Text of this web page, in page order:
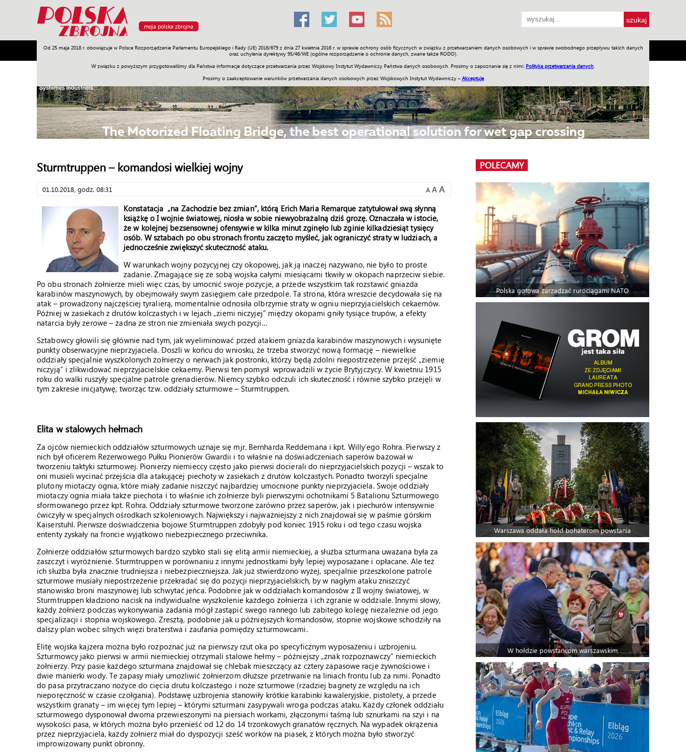
moja polska zbrojna
Od 25 maja 2018 r. obowiązuje w Polsce Rozporządzenie Parlamentu Europejskiego i Rady (UE) 2016/679 z dnia 27 kwietnia 2016 r. w sprawie ochrony osób fizycznych w związku z przetwarzaniem danych osobowych i w sprawie swobodnego przepływu takich danych
oraz uchylenia dyrektywy 95/46/WE (ogólne rozporządzenie o ochronie danych, zwane także RODO).
W związku z powyższym przygotowaliśmy dla Państwa informacje dotyczące przetwarzania przez Wojskowy Instytut Wydawniczy Państwa danych osobowych. Prosimy o zapoznanie się z nimi: Polityka przetwarzania danych
Prosimy o zaakceptowanie warunków przetwarzania danych osobowych przez Wojskowych Instytut Wydawniczy – Akceptuję
Armia Poligon Sprzęt Misje Polityka Prawo Świat Społeczność Sport Historia Galerie Wideo ENGLISH SKLEP Jednodniówki Praca w WIW
Sturmtruppen – komandosi wielkiej wojny
01.10.2018, godz. 08:31 A A A
Konstatacja „na Zachodzie bez zmian”, którą Erich Maria Remarque zatytułował swą słynną
książkę o I wojnie światowej, niosła w sobie niewyobrażalną dziś grozę. Oznaczała w istocie,
że w kolejnej bezsensownej ofensywie w kilka minut zginęło lub zginie kilkadziesiąt tysięcy
osób. W sztabach po obu stronach frontu zaczęto myśleć, jak ograniczyć straty w ludziach, a
jednocześnie zwiększyć skuteczność ataku.
W warunkach wojny pozycyjnej czy okopowej, jak ją inaczej nazywano, nie było to proste
zadanie. Zmagające się ze sobą wojska całymi miesiącami tkwiły w okopach naprzeciw siebie.
Po obu stronach żołnierze mieli więc czas, by umocnić swoje pozycje, a przede wszystkim tak rozstawić gniazda
karabinów maszynowych, by obejmowały swym zasięgiem całe przedpole. Ta strona, która wreszcie decydowała się na
atak – prowadzony najczęściej tyralierą, momentalnie odnosiła olbrzymie straty w ogniu nieprzyjacielskich cekaemów.
Później w zasiekach z drutów kolczastych i w lejach „ziemi niczyjej” między okopami gniły tysiące trupów, a efekty
natarcia były zerowe – żadna ze stron nie zmieniała swych pozycji…
Sztabowcy głowili się głównie nad tym, jak wyeliminować przed atakiem gniazda karabinów maszynowych i wysunięte
punkty obserwacyjne nieprzyjaciela. Doszli w końcu do wniosku, że trzeba stworzyć nową formację – niewielkie
oddziały specjalnie wyszkolonych żołnierzy o nerwach jak postronki, którzy będą zdolni niepostrzeżenie przejść „ziemię
niczyją” i zlikwidować nieprzyjacielskie cekaemy. Pierwsi ten pomysł wprowadzili w życie Brytyjczycy. W kwietniu 1915
roku do walki ruszyły specjalne patrole grenadierów. Niemcy szybko odczuli ich skuteczność i równie szybko przejęli w
tym zakresie inicjatywę, tworząc tzw. oddziały szturmowe – Sturmtruppen.
Elita w stalowych hełmach
Za ojców niemieckich oddziałów szturmowych uznaje się mjr. Bernharda Reddemana i kpt. Willy’ego Rohra. Pierwszy z
nich był oficerem Rezerwowego Pułku Pionierów Gwardii i to właśnie na doświadczeniach saperów bazował w
tworzeniu taktyki szturmowej. Pionierzy niemieccy często jako pierwsi docierali do nieprzyjacielskich pozycji – wszak to
oni musieli wycinać przejścia dla atakującej piechoty w zasiekach z drutów kolczastych. Ponadto tworzyli specjalne
plutony miotaczy ognia, które miały zadanie niszczyć najbardziej umocnione punkty nieprzyjaciela. Swoje oddziały
miotaczy ognia miała także piechota i to właśnie ich żołnierze byli pierwszymi ochotnikami 5 Batalionu Szturmowego
sformowanego przez kpt. Rohra. Oddziały szturmowe tworzone zarówno przez saperów, jak i piechurów intensywnie
ćwiczyły w specjalnych ośrodkach szkoleniowych. Największy i najważniejszy z nich znajdował się w paśmie górskim
Kaiserstuhl. Pierwsze doświadczenia bojowe Sturmtruppen zdobyły pod koniec 1915 roku i od tego czasu wojska
ententy zyskały na froncie wyjątkowo niebezpiecznego przeciwnika.
Żołnierze oddziałów szturmowych bardzo szybko stali się elitą armii niemieckiej, a służba szturmana uważana była za
zaszczyt i wyróżnienie. Sturmtruppen w porównaniu z innymi jednostkami były lepiej wyposażane i opłacane. Ale też
ich służba była znacznie trudniejsza i niebezpieczniejsza. Jak już stwierdzono wyżej, specjalnie przeszkolone patrole
szturmowe musiały niepostrzeżenie przekradać się do pozycji nieprzyjacielskich, by w nagłym ataku zniszczyć
stanowisko broni maszynowej lub schwytać jeńca. Podobnie jak w oddziałach komandosów z II wojny światowej, w
Sturmtruppen kładziono nacisk na indywidualne wyszkolenie każdego żołnierza i ich zgranie w oddziale. Innymi słowy,
każdy żołnierz podczas wykonywania zadania mógł zastąpić swego rannego lub zabitego kolegę niezależnie od jego
specjalizacji i stopnia wojskowego. Zresztą, podobnie jak u późniejszych komandosów, stopnie wojskowe schodziły na
dalszy plan wobec silnych więzi braterstwa i zaufania pomiędzy szturmowcami.
Elitę wojska kajzera można było rozpoznać już na pierwszy rzut oka po specyficznym wyposażeniu i uzbrojeniu.
Szturmowcy jako pierwsi w armii niemieckiej otrzymali stalowe hełmy – późniejszy „znak rozpoznawczy” niemieckich
żołnierzy. Przy pasie każdego szturmana znajdował się chlebak mieszczący aż cztery zapasowe racje żywnościowe i
dwie manierki wody. Te zapasy miały umożliwić żołnierzom dłuższe przetrwanie na liniach frontu lub za nimi. Ponadto
do pasa przytraczano nożyce do cięcia drutu kolczastego i noże szturmowe (rzadziej bagnety ze względu na ich
nieporęczność w czasie czołgania). Podstawę uzbrojenia stanowiły krótkie karabinki kawaleryjskie, pistolety, a przede
wszystkim granaty – im więcej tym lepiej – którymi szturmani zasypywali wroga podczas ataku. Każdy członek oddziału
szturmowego dysponował dwoma przewieszonymi na piersiach workami, złączonymi taśmą lub sznurkami na szyi i na
wysokości pasa, w których można było przenieść od 12 do 14 trzonkowych granatów ręcznych. Na wypadek okrążenia
przez nieprzyjaciela, każdy żołnierz miał do dyspozycji sześć worków na piasek, z których można było stworzyć
improwizowany punkt obronny.
POLECAMY
Polska gotowa zarządzać rurociągami NATO
Warszawa oddała hołd bohaterom powstania
W hołdzie powstańcom warszawskim